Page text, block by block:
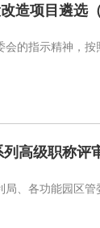
的指示精神，
高级职称评
、各功能园区